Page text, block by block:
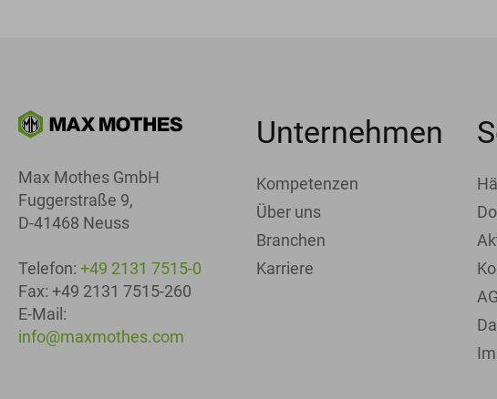
Max Mothes GmbH
Fuggerstraße 9,
D-41468 Neuss
Telefon: +49 2131 7515-0
Fax: +49 2131 7515-260
E-Mail:
info@maxmothes.com
Unternehmen
Kompetenzen
Über uns
Branchen
Karriere